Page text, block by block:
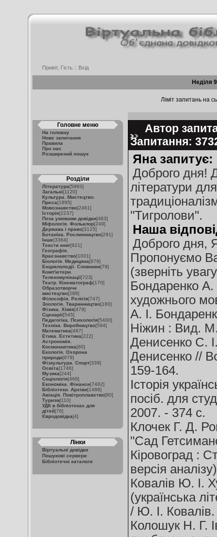
Привіт, Гість :: Вхід
Неділя
Ліміт запитань на
Головне меню
На головну
Нове запитання
Правила
Про нас
Розширений пошук
Розділи
Література[5993]
Загальні[1120]
Культура. Мистецтво.
Преса[1895]
Мовознавство[2461]
Історія[2237]
Поза умовами довідки[463]
Міфологія. Фольклор[249]
Держава і право[3125]
Ботаніка. Рослинництво[291]
Інше[3364]
Тексти книг[921]
Географія.
Краєзнавство[1001]
Біологія. Медицина[679]
Енциклопедії. Словники[79]
Комп'ютери.
Телекомунікації[723]
Театр. Кінематограф[170]
Образотворче
мистецтво[288]
Філософія. Релігія[747]
Зоологія. Тваринництво[180]
Фізика. Хімія[479]
Сценарії[545]
Педагогіка. Психологія[5400]
Техніка. Виробництво[594]
Математика[487]
Етика. Естетика[222]
Астрономія.
Космонавтика[80]
Екологія. Охорона
природи[679]
Фізкультура. Спорт[339]
Освіта[1746]
Музика[244]
Соціологія[468]
Економіка. Фінанси[7482]
Бібліотеки. Архіви[1488]
Авіація. Повітроплавство[80]
Туризм[110]
УДК в бібліотеках для
дітей[76]
Євродовідка[4]
Лінки
Віртуальні довідки
Пошукові сервери
Бібліотечні каталоги
Автор
Запитання:
Яна запитує:
Доброго дня!
літератури
"Тигролови".
Наша
Доброго дня,
Пропонуємо
(зверніть
Бондаренко А.
художнього
А. І.
Ніжин : Вид.
Денисенко С.
Денисенко //
159-164.
Історія
посіб. для
2007. - 374 c.
Клочек Г. Д.
"Сад
Кіровоград :
версія
Ковалів Ю. І.
(українська
/ Ю. І.
Колошук Н. Г.